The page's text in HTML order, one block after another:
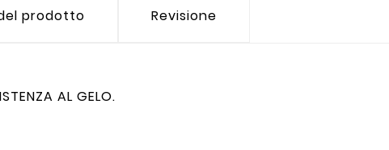
prodotto Revisione
AL GELO.